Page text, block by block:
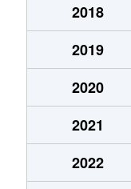
2018
2019
2020
2021
2022